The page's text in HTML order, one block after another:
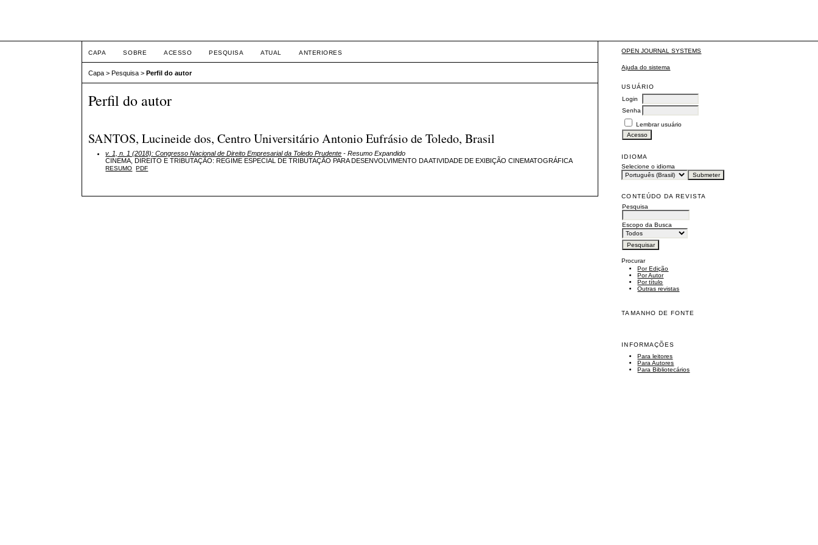
OPEN JOURNAL SYSTEMS
Ajuda do sistema
USUÁRIO
Login
Senha
Lembrar usuário
IDIOMA
Selecione o idioma
CONTEÚDO DA REVISTA
Pesquisa
Escopo da Busca
Procurar
Por Edição
Por Autor
Por título
Outras revistas
TAMANHO DE FONTE
INFORMAÇÕES
Para leitores
Para Autores
Para Bibliotecários
CAPA SOBRE ACESSO PESQUISA ATUAL ANTERIORES
Capa >Pesquisa >Perfil do autor
Perfil do autor
SANTOS, Lucineide dos, Centro Universitário Antonio Eufrásio de Toledo, Brasil
v. 1, n. 1 (2018): Congresso Nacional de Direito Empresarial da Toledo Prudente - Resumo Expandido
CINEMA, DIREITO E TRIBUTAÇÃO: REGIME ESPECIAL DE TRIBUTAÇÃO PARA DESENVOLVIMENTO DA ATIVIDADE DE EXIBIÇÃO CINEMATOGRÁFICA
RESUMO PDF